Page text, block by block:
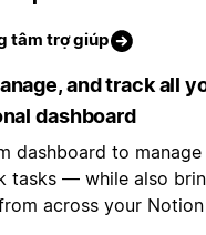
tâm trợ giúp
and track all
dashboard
dashboard to
tasks — while also
across your